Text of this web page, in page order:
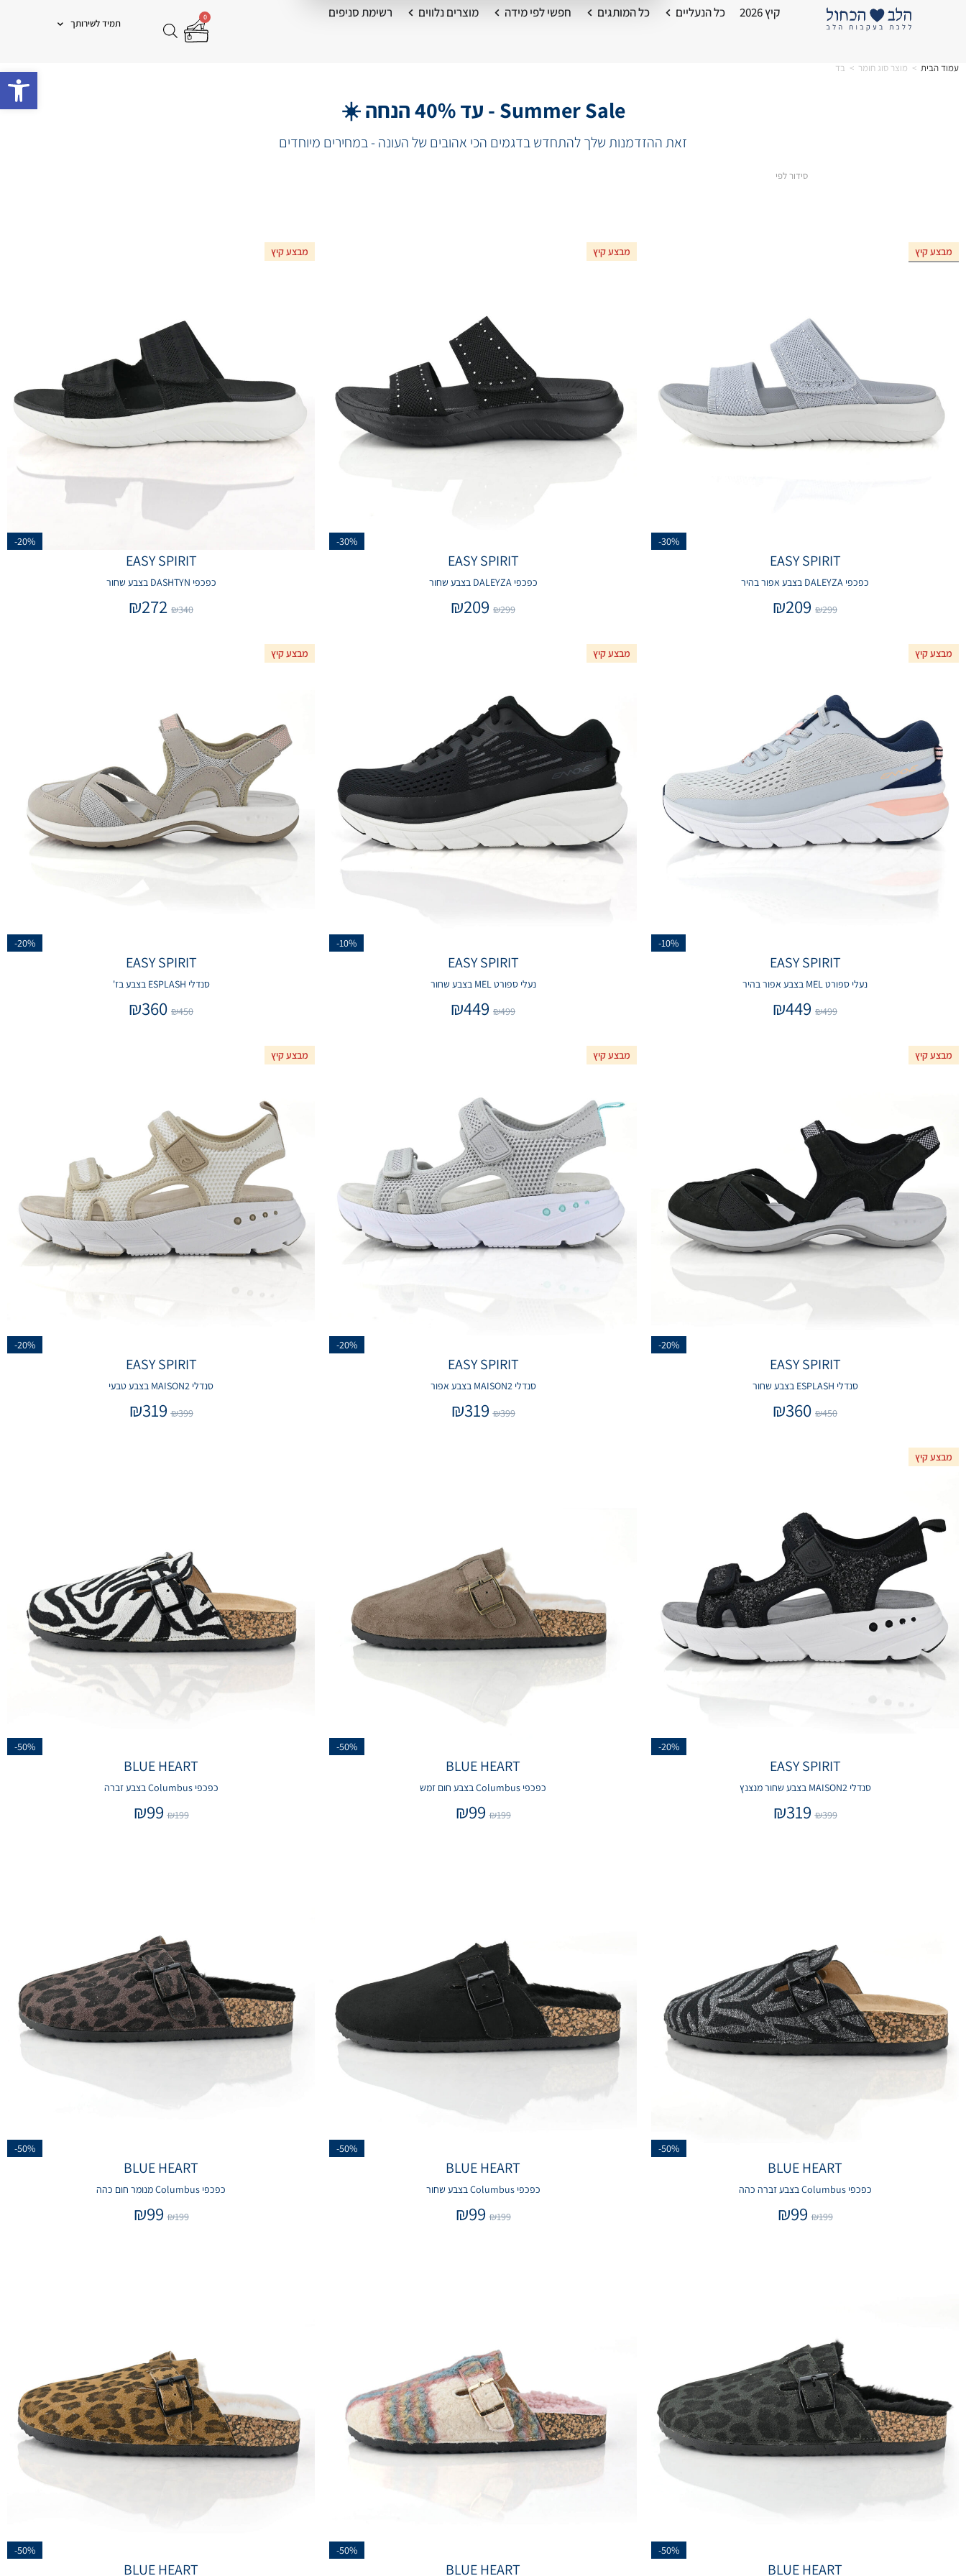
קיץ 2026 כל הנעליים כל המותגים חפשי לפי מידה מוצרים נלווים רשימת סניפים 0
תמיד לשירותך
עמוד הבית > מוצר סוג חומר > בד
Summer Sale - עד 40% הנחה ☀️
זאת ההזדמנות שלך להתחדש בדגמים הכי אהובים של העונה - במחירים מיוחדים
סידור לפי
מבצע קיץ
-30%
אזל המלאי
EASY SPIRIT
כפכפי DALEYZA בצבע אפור בהיר
₪299
₪209
מבצע קיץ
-30%
EASY SPIRIT
כפכפי DALEYZA בצבע שחור
₪299
₪209
מבצע קיץ
-20%
EASY SPIRIT
כפכפי DASHTYN בצבע שחור
₪340
₪272
מבצע קיץ
-10%
EASY SPIRIT
נעלי ספורט MEL בצבע אפור בהיר
₪499
₪449
מבצע קיץ
-10%
EASY SPIRIT
נעלי ספורט MEL בצבע שחור
₪499
₪449
מבצע קיץ
-20%
EASY SPIRIT
סנדלי ESPLASH בצבע בז'
₪450
₪360
מבצע קיץ
-20%
EASY SPIRIT
סנדלי ESPLASH בצבע שחור
₪450
₪360
מבצע קיץ
-20%
EASY SPIRIT
סנדלי MAISON2 בצבע אפור
₪399
₪319
מבצע קיץ
-20%
EASY SPIRIT
סנדלי MAISON2 בצבע טבעי
₪399
₪319
מבצע קיץ
-20%
EASY SPIRIT
סנדלי MAISON2 בצבע שחור מנצנץ
₪399
₪319
-50%
BLUE HEART
כפכפי Columbus בצבע חום זמש
₪199
₪99
-50%
BLUE HEART
כפכפי Columbus בצבע זברה
₪199
₪99
-50%
BLUE HEART
כפכפי Columbus בצבע זברה כהה
₪199
₪99
-50%
BLUE HEART
כפכפי Columbus בצבע שחור
₪199
₪99
-50%
BLUE HEART
כפכפי Columbus מנומר חום כהה
₪199
₪99
-50%
BLUE HEART
-50%
BLUE HEART
-50%
BLUE HEART